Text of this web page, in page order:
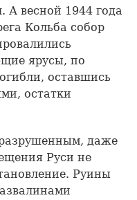
А весной 1944 года
Кольба собор
ярусы, по
оставшись
остатки
даже
Руси не
Руины